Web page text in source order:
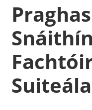
Suiteála